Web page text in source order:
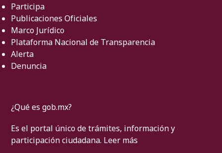
Participa
Publicaciones Oficiales
Marco Jurídico
Plataforma Nacional de Transparencia
Alerta
Denuncia
¿Qué es gob.mx?
Es el portal único de trámites, información y
participación ciudadana. Leer más